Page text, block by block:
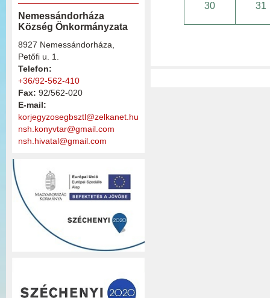
Nemessándorháza
Község Önkormányzata
8927 Nemessándorháza,
Petőfi u. 1.
Telefon:
+36/92-562-410
Fax: 92/562-020
E-mail:
korjegyzosegbsztl@zelkanet.hu
nsh.konyvtar@gmail.com
nsh.hivatal@gmail.com
30 31